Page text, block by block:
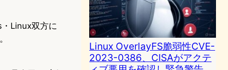
Linux双方に
Linux OverlayFS脆弱性CVE-
2023-0386、CISAがアクテ